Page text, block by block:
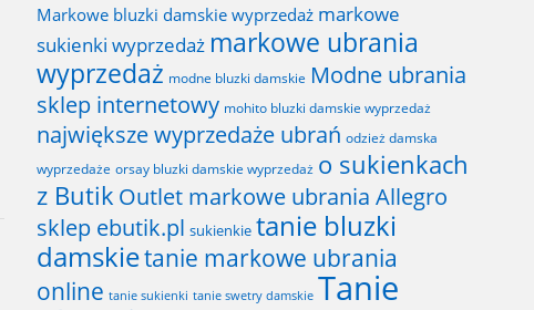
Markowe bluzki damskie wyprzedaż markowe
sukienki wyprzedaż markowe ubrania
wyprzedaż modne bluzki damskie Modne ubrania
sklep internetowy mohito bluzki damskie wyprzedaż
największe wyprzedaże ubrań odzież damska
wyprzedaże orsay bluzki damskie wyprzedaż o sukienkach
z Butik Outlet markowe ubrania Allegro
sklep ebutik.pl sukienkie tanie bluzki
damskietanie markowe ubrania
online tanie sukienki tanie swetry damskie Tanie